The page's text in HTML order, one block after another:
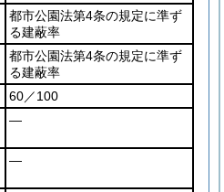
都市公園法第4条の規定に準ず
る建蔽率
都市公園法第4条の規定に準ず
る建蔽率
60／100
―
―